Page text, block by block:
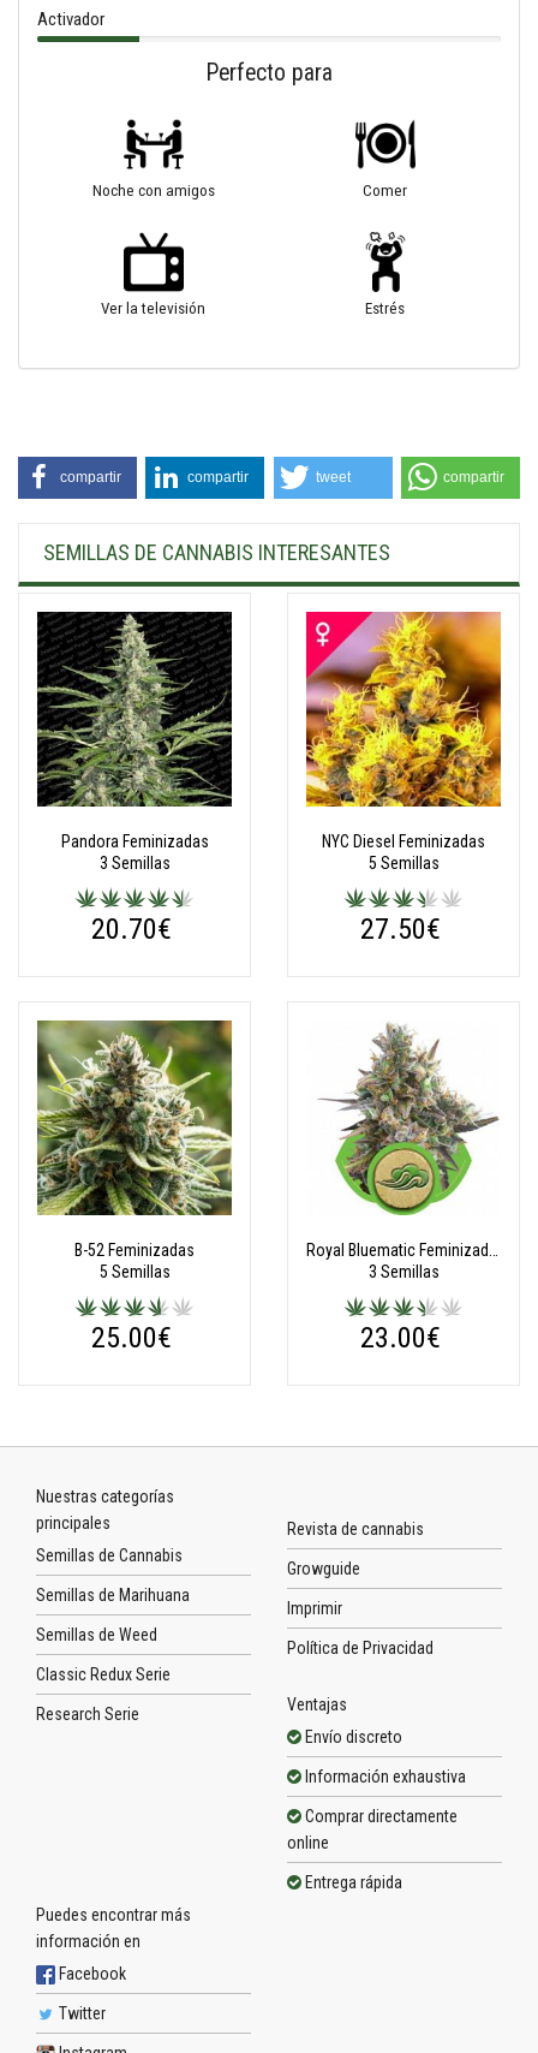
Activador
Perfecto para
Noche con amigos Comer
Ver la televisión Estrés
compartir compartir tweet compartir
SEMILLAS DE CANNABIS INTERESANTES
Pandora Feminizadas
3 Semillas
20.70€
NYC Diesel Feminizadas
5 Semillas
27.50€
B-52 Feminizadas
5 Semillas
25.00€
3 Semillas
23.00€
Nuestras categorías
principales
Semillas de Cannabis
Semillas de Marihuana
Semillas de Weed
Classic Redux Serie
Research Serie
Revista de cannabis
Growguide
Imprimir
Política de Privacidad
Ventajas
Envío discreto
Información exhaustiva
Comprar directamente
online
Entrega rápida
Puedes encontrar más
información en
Facebook
Twitter